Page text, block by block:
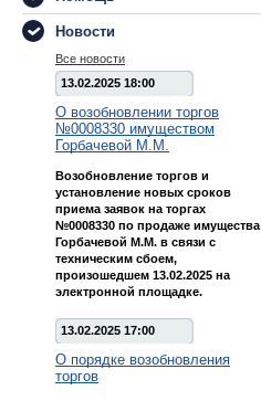
Новости
Все новости
13.02.2025 18:00
О возобновлении торгов
№0008330 имуществом
Горбачевой М.М.
Возобновление торгов и
установление новых сроков
приема заявок на торгах
№0008330 по продаже имущества
Горбачевой М.М. в связи с
техническим сбоем,
произошедшем 13.02.2025 на
электронной площадке.
13.02.2025 17:00
О порядке возобновления
торгов